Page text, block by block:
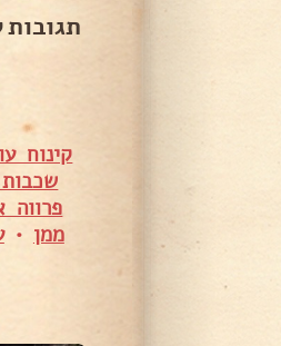
תגובות
קינוח
פרווה
ממן •